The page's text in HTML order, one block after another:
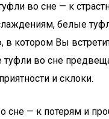
во сне — к
белые
в котором Вы
туфли во сне
и склоки.
сне — к потерям и